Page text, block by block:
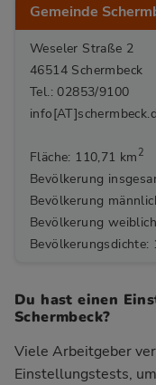
Gemeinde
Weseler Straße 2
46514 Schermbeck
Tel.: 02853/9100
Fläche: 110,71 km 2
Bevölkerung
Bevölkerung
Bevölkerung
Du hast einen
Schermbeck?
Viele Arbeitgeber
Einstellungstests,